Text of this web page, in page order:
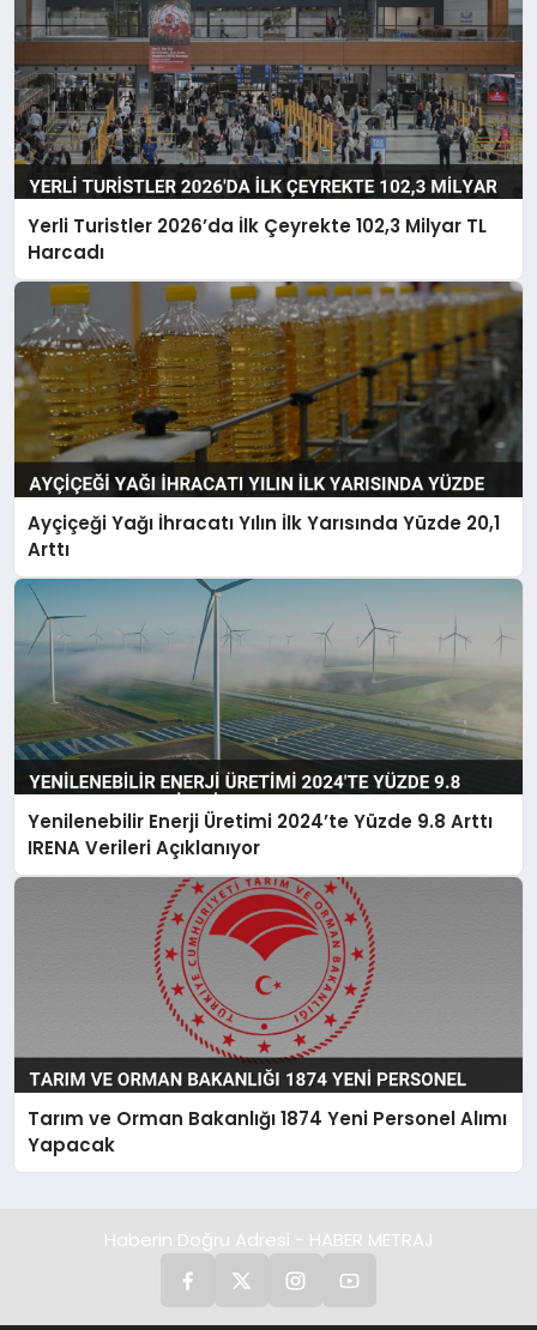
Yerli Turistler 2026’da İlk Çeyrekte 102,3 Milyar TL
Harcadı
Ayçiçeği Yağı İhracatı Yılın İlk Yarısında Yüzde 20,1
Arttı
Yenilenebilir Enerji Üretimi 2024’te Yüzde 9.8 Arttı
IRENA Verileri Açıklanıyor
Tarım ve Orman Bakanlığı 1874 Yeni Personel Alımı
Yapacak
Haberin Doğru Adresi - HABER METRAJ